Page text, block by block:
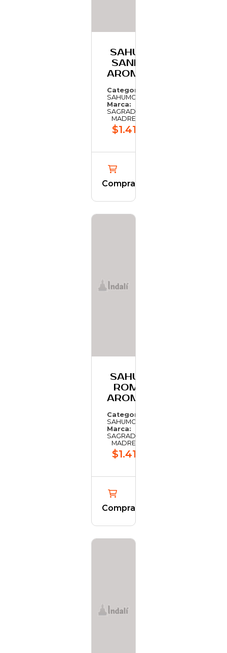
SAHUMO DE
SANDALO Y
AROMATICAS
Categoría:
SAHUMO
Marca:
SAGRADA
MADRE
$1.419,41
Comprar
SAHUMO DE
ROMERO Y
AROMATICAS
Categoría:
SAHUMO
Marca:
SAGRADA
MADRE
$1.419,41
Comprar